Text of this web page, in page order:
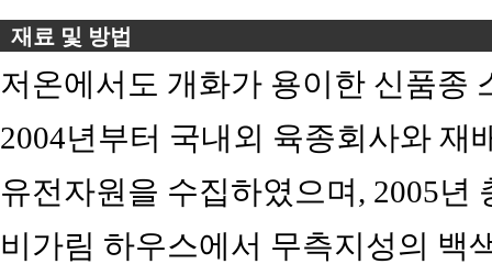
재료 및 방법
저온에서도 개화가 용이한 신품종
2004년부터 국내외 육종회사와 재
유전자원을 수집하였으며, 2005년
비가림 하우스에서 무측지성의 백